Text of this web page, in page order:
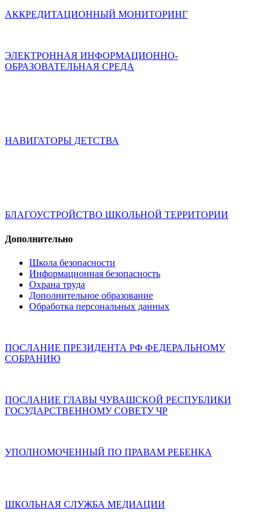
АККРЕДИТАЦИОННЫЙ МОНИТОРИНГ
ЭЛЕКТРОННАЯ ИНФОРМАЦИОННО-
ОБРАЗОВАТЕЛЬНАЯ СРЕДА
НАВИГАТОРЫ ДЕТСТВА
БЛАГОУСТРОЙСТВО ШКОЛЬНОЙ ТЕРРИТОРИИ
Дополнительно
Школа безопасности
Информационная безопасность
Охрана труда
Дополнительное образование
Обработка персональных данных
ПОСЛАНИЕ ПРЕЗИДЕНТА РФ ФЕДЕРАЛЬНОМУ
СОБРАНИЮ
ПОСЛАНИЕ ГЛАВЫ ЧУВАШСКОЙ РЕСПУБЛИКИ
ГОСУДАРСТВЕННОМУ СОВЕТУ ЧР
УПОЛНОМОЧЕННЫЙ ПО ПРАВАМ РЕБЕНКА
ШКОЛЬНАЯ СЛУЖБА МЕДИАЦИИ